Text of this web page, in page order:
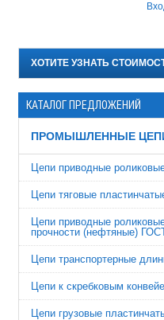
ХОТИТЕ УЗНАТЬ
КАТАЛОГ ПРЕДЛОЖЕНИЙ
ПРОМЫШЛЕННЫЕ
Цепи приводные
Цепи тяговые
Цепи приводные
прочности (нефтяные)
Цепи транспортерные
Цепи к скребковым
Цепи грузовые